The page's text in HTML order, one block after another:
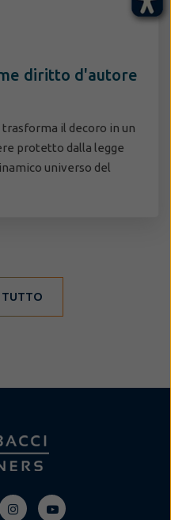
diritto d'autore
trasforma il decoro in un
protetto dalla legge
universo del
TUTTO